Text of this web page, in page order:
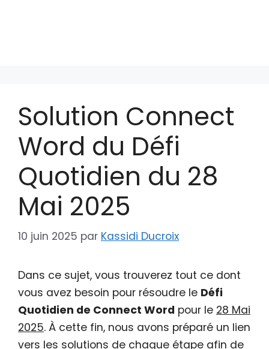
Solution Connect
Word du Défi
Quotidien du 28
Mai 2025
10 juin 2025 par Kassidi Ducroix
Dans ce sujet, vous trouverez tout ce dont
vous avez besoin pour résoudre le Défi
Quotidien de Connect Word pour le 28 Mai
2025. À cette fin, nous avons préparé un lien
vers les solutions de chaque étape afin de